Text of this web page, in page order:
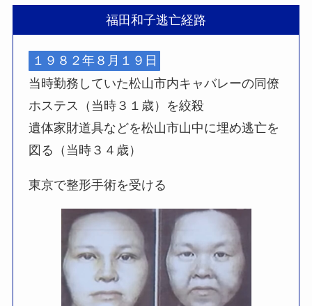
福田和子逃亡経路
１９８２年８月１９日
当時勤務していた松山市内キャバレーの同僚
ホステス（当時３１歳）を絞殺
遺体家財道具などを松山市山中に埋め逃亡を
図る（当時３４歳）
東京で整形手術を受ける